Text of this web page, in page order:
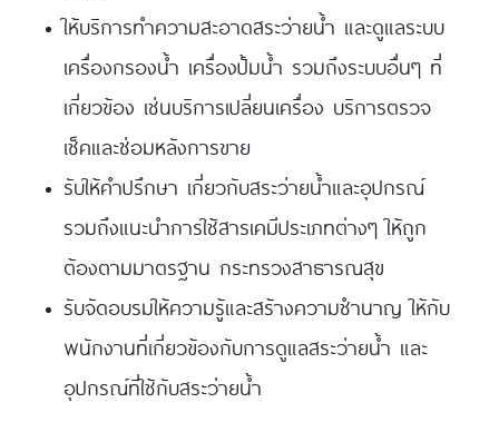
ให้บริการทำความสะอาดสระว่ายน้ำ และดูแลระบบ
เครื่องกรองน้ำ เครื่องปั้มน้ำ รวมถึงระบบอื่นๆ ที่
เกี่ยวข้อง เช่นบริการเปลี่ยนเครื่อง บริการตรวจ
เช็คและซ่อมหลังการขาย
รับให้คำปรึกษา เกี่ยวกับสระว่ายน้ำและอุปกรณ์
รวมถึงแนะนำการใช้สารเคมีประเภทต่างๆ ให้ถูก
ต้องตามมาตรฐาน กระทรวงสาธารณสุข
รับจัดอบรมให้ความรู้และสร้างความชำนาญ ให้กับ
พนักงานที่เกี่ยวข้องกับการดูแลสระว่ายน้ำ และ
อุปกรณ์ที่ใช้กับสระว่ายน้ำ